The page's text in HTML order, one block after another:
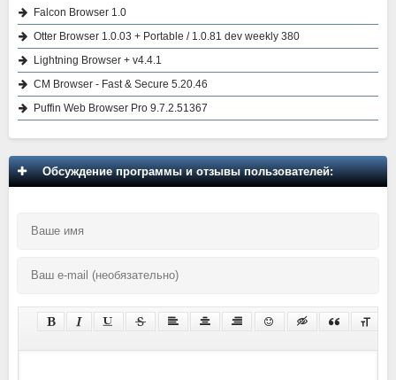
Falcon Browser 1.0
Otter Browser 1.0.03 + Portable / 1.0.81 dev weekly 380
Lightning Browser + v4.4.1
CM Browser - Fast & Secure 5.20.46
Puffin Web Browser Pro 9.7.2.51367
Обсуждение программы и отзывы пользователей: